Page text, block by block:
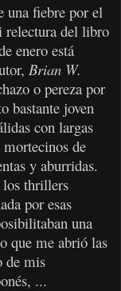
una fiebre por el
relectura del libro
enero está
Brian W.
o pereza por
bastante joven
con largas
de
y aburridas.
los thrillers
por esas
una
que me abrió las
de mis
...